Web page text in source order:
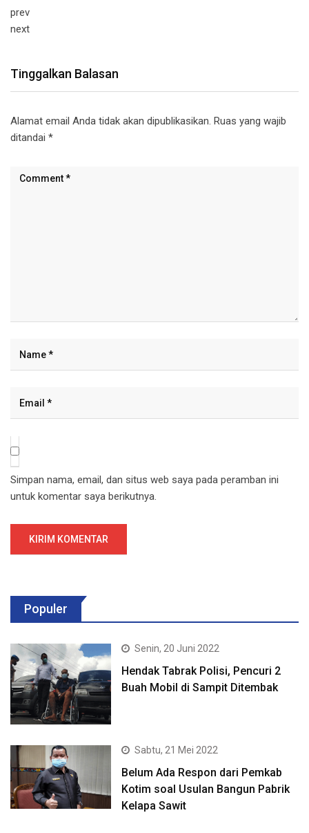
prev
next
Tinggalkan Balasan
Alamat email Anda tidak akan dipublikasikan. Ruas yang wajib
ditandai *
Simpan nama, email, dan situs web saya pada peramban ini
untuk komentar saya berikutnya.
Populer
Senin, 20 Juni 2022
Hendak Tabrak Polisi, Pencuri 2
Buah Mobil di Sampit Ditembak
Sabtu, 21 Mei 2022
Belum Ada Respon dari Pemkab
Kotim soal Usulan Bangun Pabrik
Kelapa Sawit